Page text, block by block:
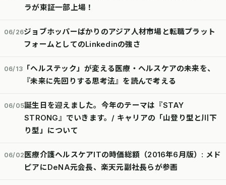
ラが東証一部上場！
06/26ジョブホッパーばかりのアジア人材市場と転職プラット
フォームとしてのLinkedinの強さ
06/13 「ヘルステック」が変える医療・ヘルスケアの未来を、
『未来に先回りする思考法』を読んで考える
06/05誕生日を迎えました。今年のテーマは『STAY
STRONG』でいきます。/ キャリアの「山登り型と川下
り型」について
06/02医療介護ヘルスケアITの時価総額（2016年6月版）: メド
ピアにDeNA元会長、楽天元副社長らが参画